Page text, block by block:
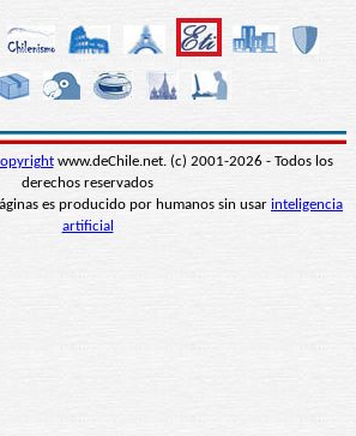
www.deChile.net. (c) 2001-2026 - Todos los
derechos reservados
es producido por humanos sin usar inteligencia
artificial